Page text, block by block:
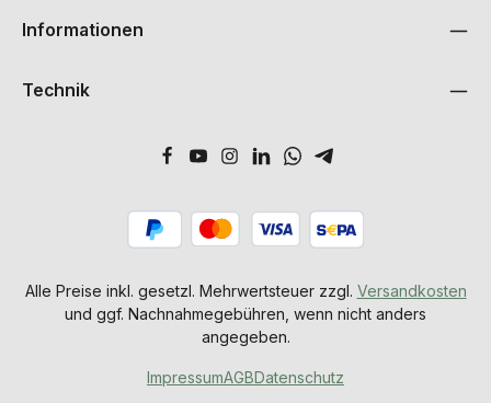
Informationen
Technik
Alle Preise inkl. gesetzl. Mehrwertsteuer zzgl. Versandkosten
und ggf. Nachnahmegebühren, wenn nicht anders
angegeben.
ImpressumAGBDatenschutz